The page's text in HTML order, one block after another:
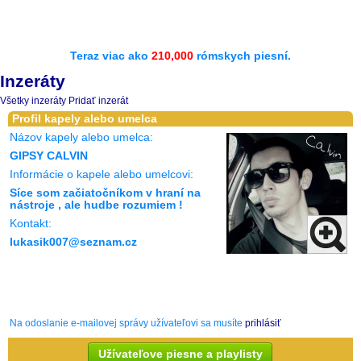
Teraz viac ako 210,000 rómskych piesní.
Inzeráty
Všetky inzeráty Pridať inzerát
Profil kapely alebo umelca
Názov kapely alebo umelca:
GIPSY CALVIN
Informácie o kapele alebo umelcovi:
Síce som začiatočníkom v hraní na
nástroje , ale hudbe rozumiem !
Kontakt:
lukasik007@seznam.cz
Na odoslanie e-mailovej správy užívateľovi sa musíte prihlásiť
Užívateľove piesne a playlisty